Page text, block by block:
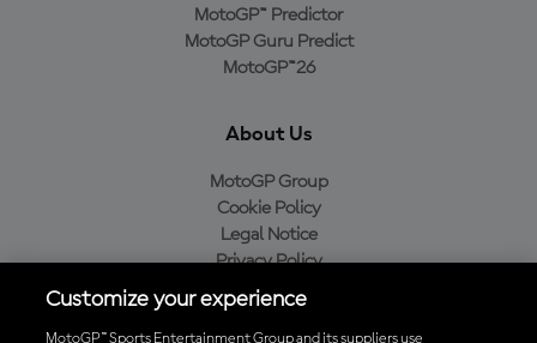
MotoGP™ Predictor
MotoGP Guru Predict
MotoGP™26
About Us
MotoGP Group
Cookie Policy
Legal Notice
Privacy Policy
Purchase Policy
Customize your experience
MotoGP™ Sports Entertainment Group and its suppliers use